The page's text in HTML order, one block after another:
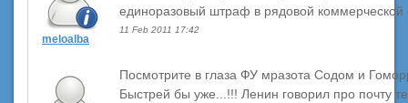
meloalba
единоразовый штраф в рядовой коммерческой
11 Feb 2011 17:42
Посмотрите в глаза ФУ мразота Содом и
Быстрей бы уже...!!! Ленин говорил про почту